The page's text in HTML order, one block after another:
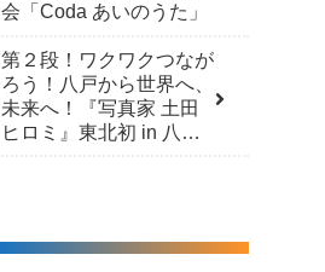
会「Coda あいのうた」
第２段！ワクワクつなが
ろう！八戸から世界へ、
未来へ！『写真家 土田
ヒロミ』東北初 in 八戸